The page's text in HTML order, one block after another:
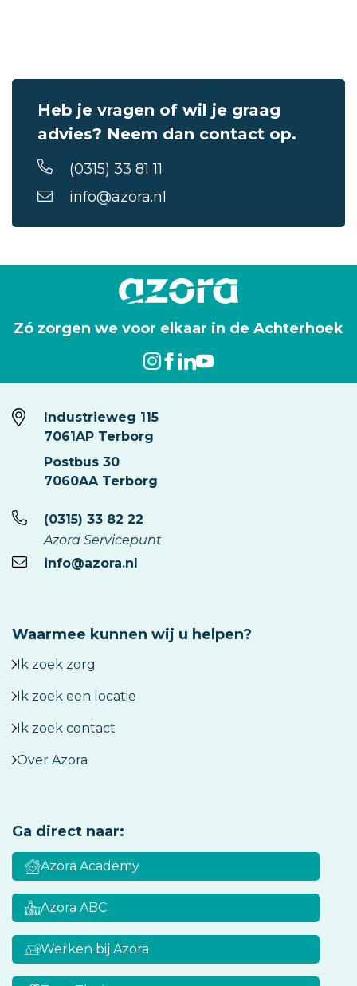
Heb je vragen of wil je graag
advies? Neem dan contact op.
(0315) 33 81 11
info@azora.nl
Zó zorgen we voor elkaar in de Achterhoek
Industrieweg 115
7061AP Terborg
Postbus 30
7060AA Terborg
(0315) 33 82 22
Azora Servicepunt
info@azora.nl
Waarmee kunnen wij u helpen?
Ik zoek zorg
Ik zoek een locatie
Ik zoek contact
Over Azora
Ga direct naar:
Azora Academy
Azora ABC
Werken bij Azora